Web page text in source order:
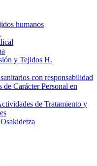
humanos
y Tejidos H.
con responsabilidad
de Carácter Personal en
de Tratamiento y